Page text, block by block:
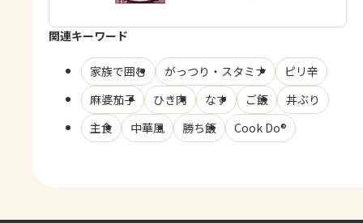
関連キーワード
家族で囲む がっつり・スタミナ
ピリ辛
麻婆茄子
ひき肉 なす ご飯
丼ぶり
主食
中華風 勝ち飯 Cook Do®